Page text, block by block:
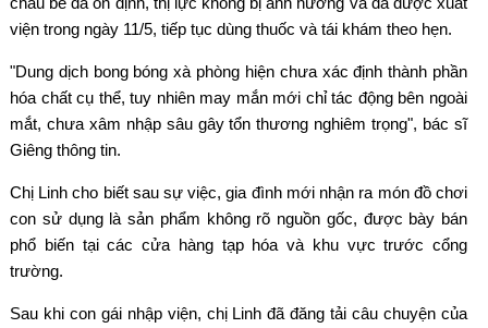
viện trong ngày 11/5, tiếp tục dùng thuốc và tái khám theo hẹn.
"Dung dịch bong bóng xà phòng hiện chưa xác định thành phần
hóa chất cụ thể, tuy nhiên may mắn mới chỉ tác động bên ngoài
mắt, chưa xâm nhập sâu gây tổn thương nghiêm trọng", bác sĩ
Giêng thông tin.
Chị Linh cho biết sau sự việc, gia đình mới nhận ra món đồ chơi
con sử dụng là sản phẩm không rõ nguồn gốc, được bày bán
phổ biến tại các cửa hàng tạp hóa và khu vực trước cổng
trường.
Sau khi con gái nhập viện, chị Linh đã đăng tải câu chuyện của